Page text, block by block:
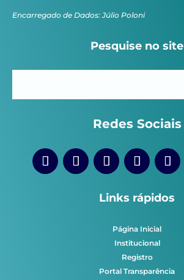
Encarregado de Dados: Júlio Poloni
Pesquise no site
Redes Sociais
Links rápidos
Página Inicial
Institucional
Registro
Portal Transparência